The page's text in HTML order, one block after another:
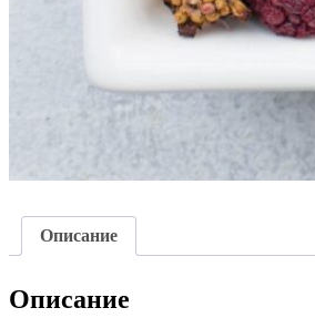
Описание
Описание